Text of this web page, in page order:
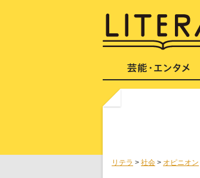
リテラ > 社会 > オピニオン